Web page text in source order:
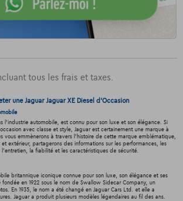
tous les frais et taxes.
une Jaguar Jaguar XE Diesel d'Occasion
l'industrie automobile, est connu pour son luxe et son élégance. Si
avec classe et style, Jaguar est certainement une marque à
vous emmènerons à travers l'histoire de cette marque emblématique,
extérieur, partagerons des informations sur les performances, les
la fiabilité et les caractéristiques de sécurité.
britannique iconique connue pour son luxe, son élégance et ses
en 1922 sous le nom de Swallow Sidecar Company, un
En 1935, le nom a été changé en Jaguar Cars Ltd. et elle a
Jaguar a produit plusieurs modèles légendaires au fil des ans.